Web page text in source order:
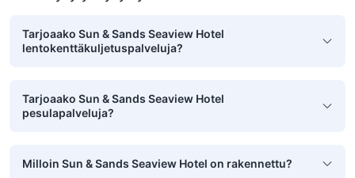
Tarjoaako Sun & Sands Seaview Hotel
lentokenttäkuljetuspalveluja?
Tarjoaako Sun & Sands Seaview Hotel
pesulapalveluja?
Milloin Sun & Sands Seaview Hotel on rakennettu?